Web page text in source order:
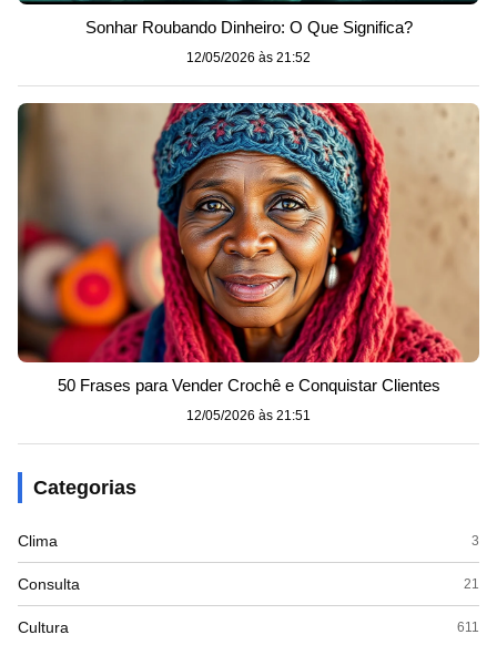
Sonhar Roubando Dinheiro: O Que Significa?
12/05/2026 às 21:52
50 Frases para Vender Crochê e Conquistar Clientes
12/05/2026 às 21:51
Categorias
Clima 3
Consulta 21
Cultura 611